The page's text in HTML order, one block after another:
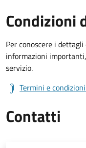
Condizioni
Per conoscere i
informazioni
servizio.
Termini e
Contatti